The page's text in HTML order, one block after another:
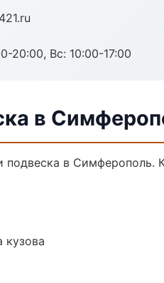
20:00, Вс: 10:00-17:00
в
в Симферополь.
кузова